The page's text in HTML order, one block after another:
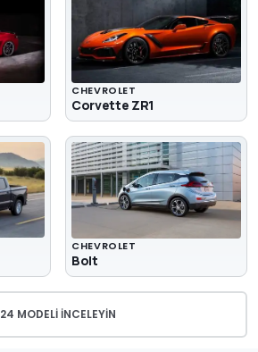
CHEVROLET
Corvette ZR1
CHEVROLET
Bolt
24 MODELI İNCELEYIN